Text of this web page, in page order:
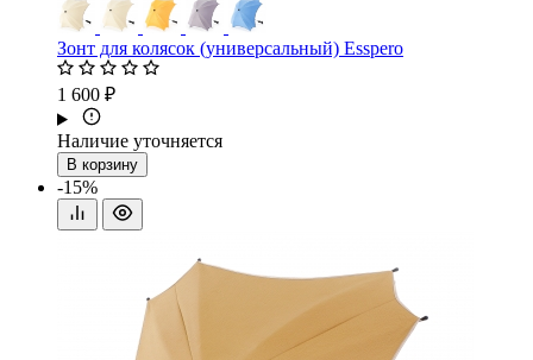
Зонт для колясок (универсальный) Esspero
1 600 ₽
Наличие уточняется
В корзину
-15%